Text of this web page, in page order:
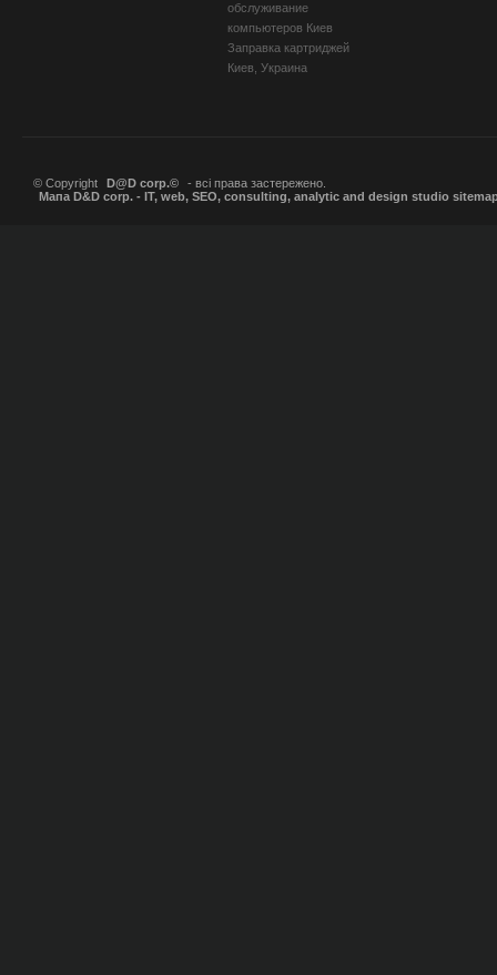
обслуживание
компьютеров Киев
Заправка картриджей
Киев, Украина
© Copyright D@D corp.©
- всі права застережено.
Мапа D&D corp. - IT, web, SEO, consulting, analytic and design studio